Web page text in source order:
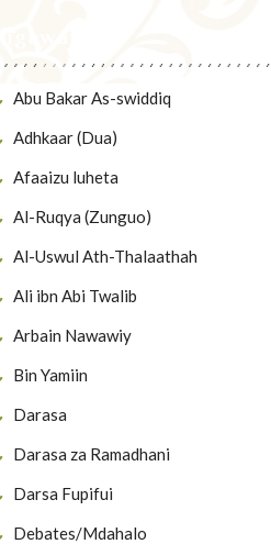
Abu Bakar As-swiddiq
Adhkaar (Dua)
Afaaizu luheta
Al-Ruqya (Zunguo)
Al-Uswul Ath-Thalaathah
Ali ibn Abi Twalib
Arbain Nawawiy
Bin Yamiin
Darasa
Darasa za Ramadhani
Darsa Fupifui
Debates/Mdahalo